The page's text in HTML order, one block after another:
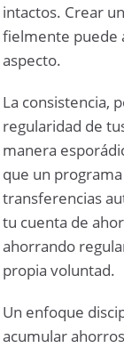
intactos. Crear
fielmente puede
aspecto.
La consistencia,
regularidad de
manera
que un
transferencias
tu cuenta de
ahorrando
propia voluntad.
Un enfoque
acumular